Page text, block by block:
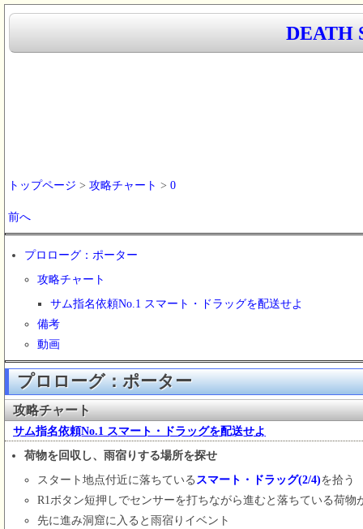
DEATH
トップページ > 攻略チャート > 0
前へ
プロローグ：ポーター
攻略チャート
サム指名依頼No.1 スマート・ドラッグを配送せよ
備考
動画
プロローグ：ポーター
攻略チャート
サム指名依頼No.1 スマート・ドラッグを配送せよ
荷物を回収し、雨宿りする場所を探せ
スタート地点付近に落ちている スマート・ドラッグ(2/4)を拾う
R1ボタン短押しでセンサーを打ちながら進むと落ちている荷物
先に進み洞窟に入ると雨宿りイベント